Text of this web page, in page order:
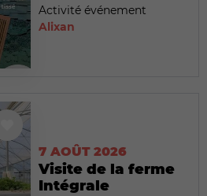
Activité événement
Alixan
7 AOÛT 2026
Visite de la ferme
Intégrale